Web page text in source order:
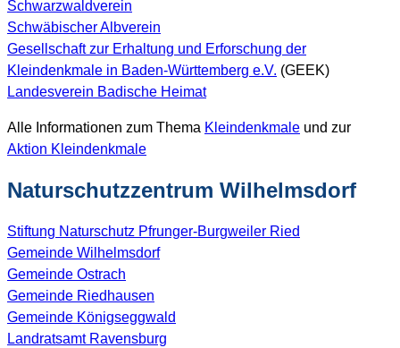
Schwarzwaldverein
Schwäbischer Albverein
Gesellschaft zur Erhaltung und Erforschung der
Kleindenkmale in Baden-Württemberg e.V. (GEEK)
Landesverein Badische Heimat
Alle Informationen zum Thema Kleindenkmale und zur
Aktion Kleindenkmale
Naturschutzzentrum Wilhelmsdorf
Stiftung Naturschutz Pfrunger-Burgweiler Ried
Gemeinde Wilhelmsdorf
Gemeinde Ostrach
Gemeinde Riedhausen
Gemeinde Königseggwald
Landratsamt Ravensburg